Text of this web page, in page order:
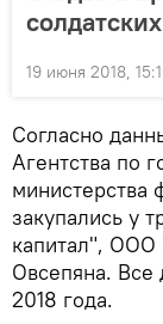
19 июня 2018,
Согласно
Агентства по
министерства
закупались у
капитал",
Овсепяна.
2018 года.